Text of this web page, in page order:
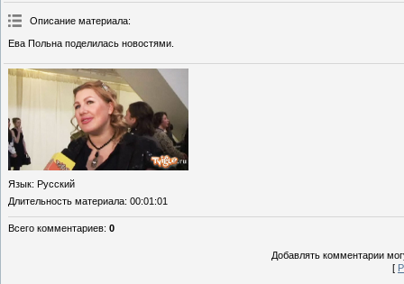
Описание материала:
Ева Польна поделилась новостями.
Язык: Русский
Длительность материала: 00:01:01
Всего комментариев: 0
Добавлять комментарии
[